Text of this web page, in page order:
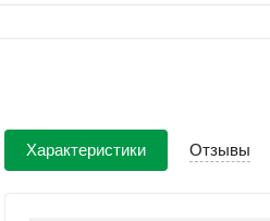
Характеристики Отзывы